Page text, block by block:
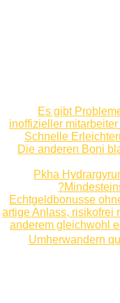
Es gibt
inoffizieller
Schnelle
Die anderen Boni
Pkha
Echtgeldbonusse
artige Anlass, risikofrei
anderem gleichwohl
Umherwandern